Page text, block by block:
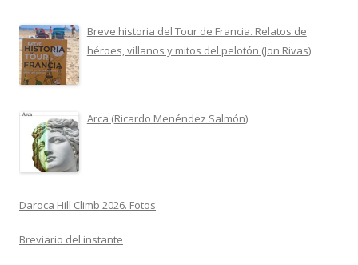
Breve historia del Tour de Francia. Relatos de
héroes, villanos y mitos del pelotón (Jon Rivas)
Arca (Ricardo Menéndez Salmón)
Daroca Hill Climb 2026. Fotos
Breviario del instante